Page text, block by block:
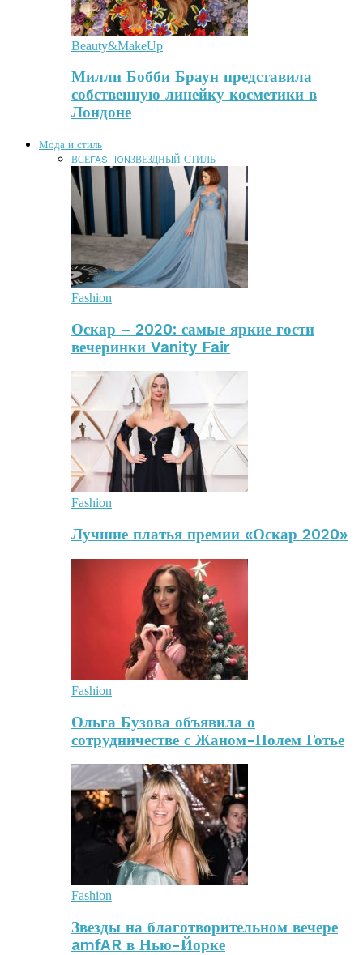
Beauty&MakeUp
Милли Бобби Браун представила
собственную линейку косметики в
Лондоне
Мода и стиль
ВСЕFASHIONЗВЕЗДНЫЙ СТИЛЬ
Fashion
Оскар – 2020: самые яркие гости
вечеринки Vanity Fair
Fashion
Лучшие платья премии «Оскар 2020»
Fashion
Ольга Бузова объявила о
сотрудничестве с Жаном-Полем Готье
Fashion
Звезды на благотворительном вечере
amfAR в Нью-Йорке